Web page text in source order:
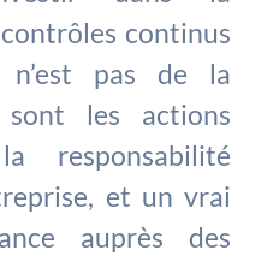
continus
pas de la
les actions
responsabilité
et un vrai
auprès des